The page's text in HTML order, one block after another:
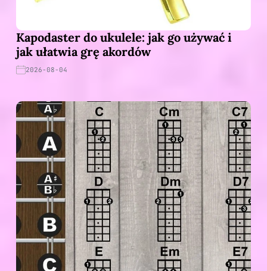
Kapodaster do ukulele: jak go używać i
jak ułatwia grę akordów
2026-08-04